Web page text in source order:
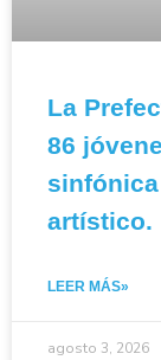
La
86
artístico.
LEER MÁS»
agosto 3, 2026